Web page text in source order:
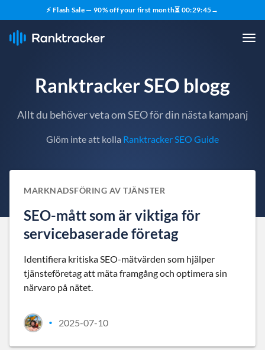
⚡ Flash Sale — 90% off your first month⏳ 00:29:44→
Ranktracker SEO blogg
Allt du behöver veta om SEO för din nästa kampanj
Glöm inte att kolla Ranktracker SEO Guide
MARKNADSFÖRING AV TJÄNSTER
SEO-mått som är viktiga för
servicebaserade företag
Identifiera kritiska SEO-mätvärden som hjälper
tjänsteföretag att mäta framgång och optimera sin
närvaro på nätet.
• 2025-07-10